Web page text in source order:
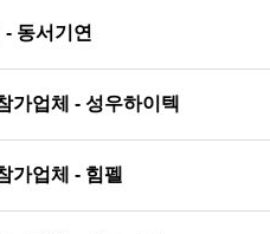
- 동서기연
업체 - 성우하이텍
가업체 - 힘펠